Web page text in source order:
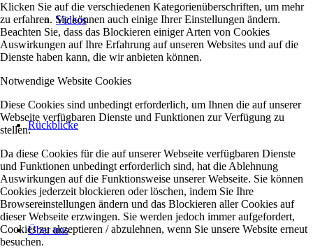
Videos
Rückblicke
Über uns
Klicken Sie auf die verschiedenen Kategorienüberschriften, um mehr
zu erfahren. Sie können auch einige Ihrer Einstellungen ändern.
Beachten Sie, dass das Blockieren einiger Arten von Cookies
Auswirkungen auf Ihre Erfahrung auf unseren Websites und auf die
Dienste haben kann, die wir anbieten können.
Notwendige Website Cookies
Diese Cookies sind unbedingt erforderlich, um Ihnen die auf unserer
Webseite verfügbaren Dienste und Funktionen zur Verfügung zu
stellen.
Da diese Cookies für die auf unserer Webseite verfügbaren Dienste
und Funktionen unbedingt erforderlich sind, hat die Ablehnung
Auswirkungen auf die Funktionsweise unserer Webseite. Sie können
Cookies jederzeit blockieren oder löschen, indem Sie Ihre
Browsereinstellungen ändern und das Blockieren aller Cookies auf
dieser Webseite erzwingen. Sie werden jedoch immer aufgefordert,
Cookies zu akzeptieren / abzulehnen, wenn Sie unsere Website erneut
besuchen.